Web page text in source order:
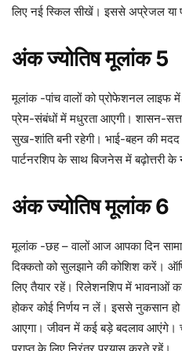
लिए नई स्किल सीखें। इससे अप्रेजल या
अंक ज्योतिष मूलांक 5
मूलांक -पांच वालों को प्रोफेशनल लाइफ
प्रेम-संबंधों में मधुरता आएगी। शासन-
सुख-शांति बनी रहेगी। भाई-बहन की
पार्टनरशिप के साथ बिजनेस में बढ़ोत्तरी
अंक ज्योतिष मूलांक 6
मूलांक -छह – वालों आज आपका दिन
दिक्कतो को सुलझाने की कोशिश करें।
लिए तैयार रहें। रिलेशनशिप में
होकर कोई निर्णय न लें। इससे नुकसान
आएगा। जीवन में कई बड़े बदलाव आएंगे।